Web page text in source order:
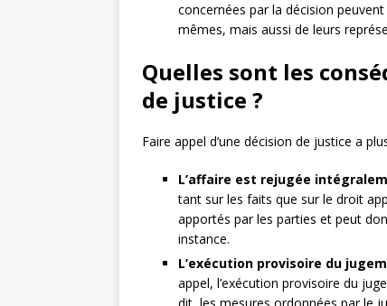
concernées par la décision
mêmes, mais aussi de leurs
Quelles sont les
de justice ?
Faire appel d’une décision de justice a
L’affaire est rejugée
tant sur les faits que sur le droit
apportés par les parties et peut
instance.
L’exécution provisoire du
appel, l’exécution provisoire du